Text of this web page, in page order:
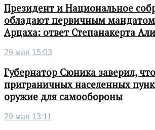
Президент и Национальное
обладают первичным
Арцаха: ответ Степанакерта
29 мая 15:03
Губернатор Сюника заверил,
приграничных населенных
оружие для самообороны
29 мая 13:11